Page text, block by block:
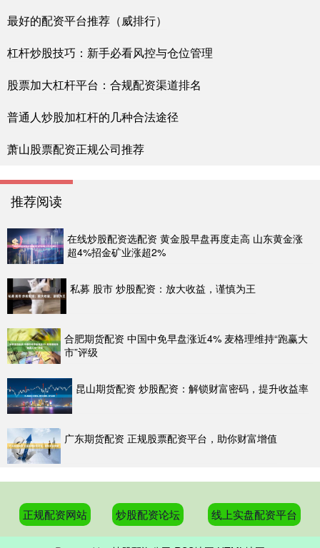
最好的配资平台推荐（威排行）
杠杆炒股技巧：新手必看风控与仓位管理
股票加大杠杆平台：合规配资渠道排名
普通人炒股加杠杆的几种合法途径
萧山股票配资正规公司推荐
推荐阅读
在线炒股配资选配资 黄金股早盘再度走高 山东黄金涨
超4%招金矿业涨超2%
私募 股市 炒股配资：放大收益，谨慎为王
合肥期货配资 中国中免早盘涨近4% 麦格理维持“跑赢大
市”评级
昆山期货配资 炒股配资：解锁财富密码，提升收益率
广东期货配资 正规股票配资平台，助你财富增值
正规配资网站 炒股配资论坛 线上实盘配资平台